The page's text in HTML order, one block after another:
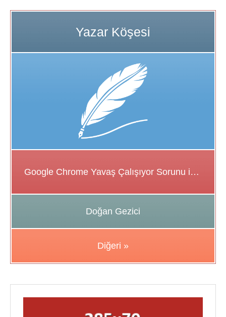
Google Chrome Yavaş Çalışıyor Sorunu için Çözüm Önerileri
Doğan Gezici
Diğeri »